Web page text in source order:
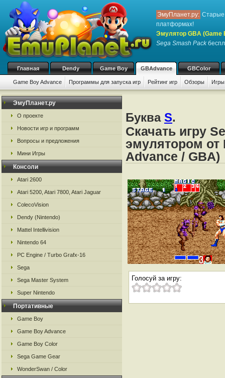
ЭмуПланет.ру: Старые
платформах!
Эмулятор GBA (Game
Sega Smash Pack
Главная Dendy Game Boy GBAdvance GBColor
Game Boy Advance Программы для запуска игр Рейтинг игр Обзоры
ЭмуПланет.ру
О проекте
Новости игр и программ
Вопросы и предложения
Мини Игры
Консоли
Atari 2600
Atari 5200, Atari 7800, Atari Jaguar
ColecoVision
Dendy (Nintendo)
Mattel Intellivision
Nintendo 64
PC Engine / Turbo Grafx-16
Sega
Sega Master System
Super Nintendo
Портативные
Game Boy
Game Boy Advance
Game Boy Color
Sega Game Gear
WonderSwan / Color
Буква S.
Скачать игру
эмулятором от
Advance / GBA)
Голосуй за игру: